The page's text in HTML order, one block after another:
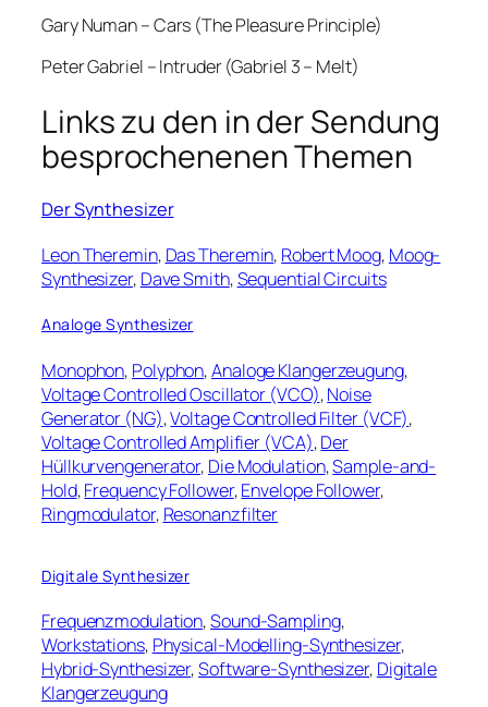
Gary Numan – Cars (The Pleasure Principle)
Peter Gabriel – Intruder (Gabriel 3 – Melt)
Links zu den in der Sendung
besprochenenen Themen
Der Synthesizer
Leon Theremin, Das Theremin, Robert Moog, Moog-
Synthesizer, Dave Smith,Sequential Circuits
Analoge Synthesizer
Monophon, Polyphon,Analoge Klangerzeugung,
Voltage Controlled Oscillator (VCO),Noise
Generator (NG),Voltage Controlled Filter (VCF),
Voltage Controlled Amplifier (VCA),Der
Hüllkurvengenerator, Die Modulation,Sample-and-
Hold,Frequency Follower,Envelope Follower,
Ringmodulator, Resonanzfilter
Digitale Synthesizer
Frequenzmodulation,Sound-Sampling,
Workstations, Physical-Modelling-Synthesizer,
Hybrid-Synthesizer,Software-Synthesizer, Digitale
Klangerzeugung